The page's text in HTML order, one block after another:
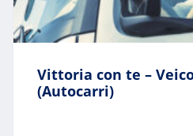
Vittoria con te –
(Autocarri)